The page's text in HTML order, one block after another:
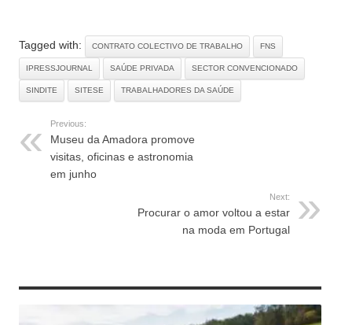
Tagged with: CONTRATO COLECTIVO DE TRABALHO FNS
IPRESSJOURNAL SAÚDE PRIVADA SECTOR CONVENCIONADO
SINDITE SITESE TRABALHADORES DA SAÚDE
Previous:
Museu da Amadora promove
visitas, oficinas e astronomia
em junho
Next:
Procurar o amor voltou a estar
na moda em Portugal